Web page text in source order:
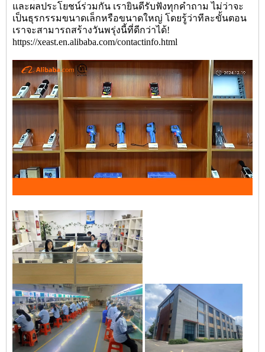
และผลประโยชน์ร่วมกัน เรายินดีรับฟังทุกคำถาม ไม่ว่าจะ
เป็นธุรกรรมขนาดเล็กหรือขนาดใหญ่ โดยรู้ว่าทีละขั้นตอน
เราจะสามารถสร้างวันพรุ่งนี้ที่ดีกว่าได้!
https://xeast.en.alibaba.com/contactinfo.html